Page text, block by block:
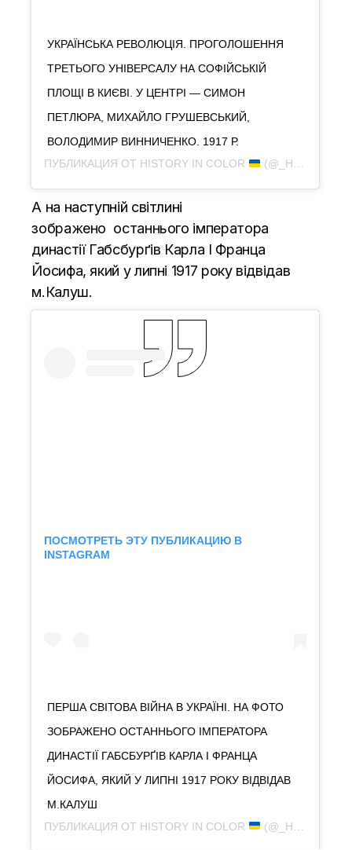
УКРАЇНСЬКА РЕВОЛЮЦІЯ. ПРОГОЛОШЕННЯ
ТРЕТЬОГО УНІВЕРСАЛУ НА СОФІЙСЬКІЙ
ПЛОЩІ В КИЄВІ. У ЦЕНТРІ — СИМОН
ПЕТЛЮРА, МИХАЙЛО ГРУШЕВСЬКИЙ,
ВОЛОДИМИР ВИННИЧЕНКО. 1917 Р.
ПУБЛИКАЦИЯ ОТ HISTORY IN COLOR (@_HISTORY.IN.COLOR_)
А на наступній світлині
зображено останнього імператора
династії Габсбурґів Карла І Франца
Йосифа, який у липні 1917 року відвідав
м.Калуш.
ПОСМОТРЕТЬ ЭТУ ПУБЛИКАЦИЮ В
INSTAGRAM
ПЕРША СВІТОВА ВІЙНА В УКРАЇНІ. НА ФОТО
ЗОБРАЖЕНО ОСТАННЬОГО ІМПЕРАТОРА
ДИНАСТІЇ ГАБСБУРҐІВ КАРЛА І ФРАНЦА
ЙОСИФА, ЯКИЙ У ЛИПНІ 1917 РОКУ ВІДВІДАВ
М.КАЛУШ
ПУБЛИКАЦИЯ ОТ HISTORY IN COLOR (@_HISTORY.IN.COLOR_)